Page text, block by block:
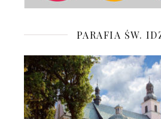
PARAFIA ŚW.